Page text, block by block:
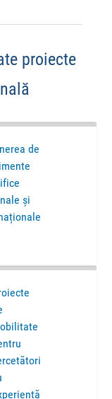
proiecte
de
și